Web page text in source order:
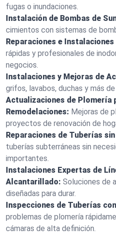
fugas o inundaciones.
Instalación de Bombas de
cimientos con sistemas de
Reparaciones e
rápidas y profesionales de
negocios.
Instalaciones y Mejoras de
grifos, lavabos, duchas y más
Actualizaciones de Plomería
Remodelaciones: Mejoras de
proyectos de renovación de
Reparaciones de Tuberías
tuberías subterráneas sin
importantes.
Instalaciones Expertas de
Alcantarillado: Soluciones de
diseñadas para durar.
Inspecciones de Tuberías
problemas de plomería
cámaras de alta definición.